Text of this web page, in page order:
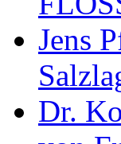
Jens
Dr.